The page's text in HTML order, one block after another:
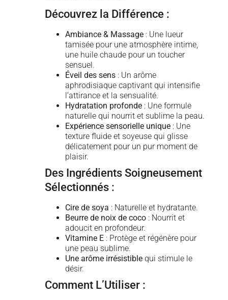
Découvrez la Différence :
Ambiance & Massage: Une lueur
tamisée pour une atmosphère intime,
une huile chaude pour un toucher
sensuel.
Éveil des sens: Un arôme
aphrodisiaque captivant qui intensifie
l’attirance et la sensualité.
Hydratation profonde: Une formule
naturelle qui nourrit et sublime la peau.
Expérience sensorielle unique: Une
texture fluide et soyeuse qui glisse
délicatement pour un pur moment de
plaisir.
Des Ingrédients Soigneusement
Sélectionnés :
Cire de soya : Naturelle et hydratante.
Beurre de noix de coco: Nourrit et
adoucit en profondeur.
Vitamine E: Protège et régénère pour
une peau sublime.
Une arôme irrésistiblequi stimule le
désir.
Comment L’Utiliser :